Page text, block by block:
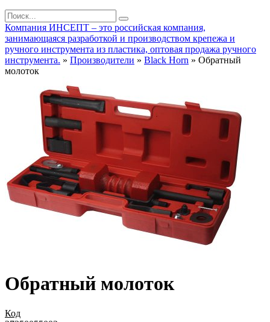
Компания ИНСЕПТ – это российская компания,
занимающаяся разработкой и производством крепежа и
ручного инструмента из пластика, оптовая продажа ручного
инструмента. » Производители » Black Horn » Обратный
молоток
Обратный молоток
Код